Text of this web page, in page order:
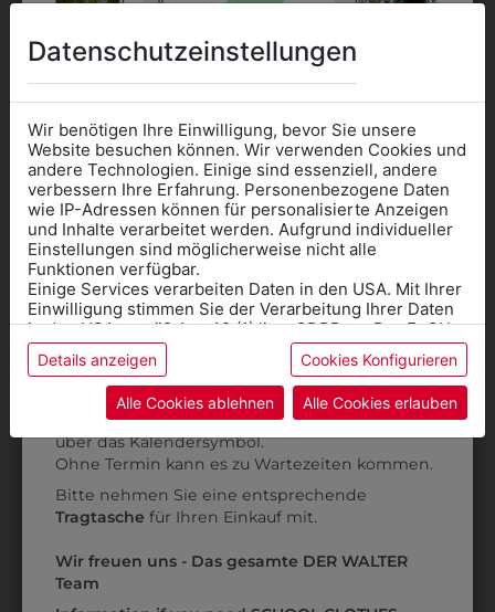
3QUARTERM13
SOCKEN 3ER PACK
€ 9,90
31805PIELA001
PANTOFFEL PIEL-A
€ 40,90
Datenschutzeinstellungen
Wir benötigen Ihre Einwilligung, bevor Sie unsere
Website besuchen können. Wir verwenden Cookies und
andere Technologien. Einige sind essenziell, andere
verbessern Ihre Erfahrung. Personenbezogene Daten
wie IP-Adressen können für personalisierte Anzeigen
und Inhalte verarbeitet werden. Aufgrund individueller
Einstellungen sind möglicherweise nicht alle
Funktionen verfügbar.
Einige Services verarbeiten Daten in den USA. Mit Ihrer
Einwilligung stimmen Sie der Verarbeitung Ihrer Daten
in den USA gemäß Art. 49 (1) lit. a GDPR zu. Der EuGH
stuft die USA als Land mit unzureichendem Datenschutz
ein, und es besteht das Risiko, dass US-Behörden
Daten ohne Klagemöglichkeit für Europäer überwachen.
Datenschutzerklärungbzw. im
Details anzeigen Cookies Konfigurieren
Alle Cookies ablehnen Alle Cookies erlauben
Informationen wenn Sie
Kleidung
für die SCHULE
benötigen
Online Shop: Klick auf SCHULE in der
Kategorie und die richtige Schule auswählen.
AnprobeVorort im Geschäft: Termin buchen
über das Kalendersymbol.
Ohne Termin kann es zu Wartezeiten kommen.
Bitte nehmen Sie eine entsprechende
Tragtasche für Ihren Einkauf mit.
Wir freuen uns - Das gesamte DER WALTER
Team